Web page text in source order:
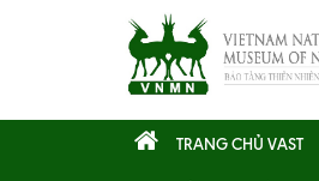
TRANG CHỦ VAST